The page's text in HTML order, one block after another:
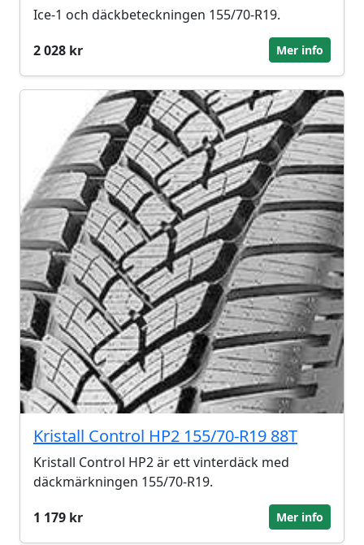
Ice-1 och däckbeteckningen 155/70-R19.
2 028 kr
Mer info
Kristall Control HP2 155/70-R19 88T
Kristall Control HP2 är ett vinterdäck med
däckmärkningen 155/70-R19.
1 179 kr
Mer info